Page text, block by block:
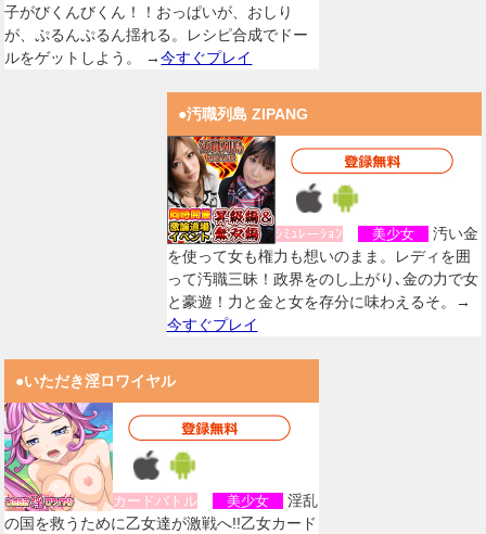
子がびくんびくん！！おっぱいが、おしり
が、ぷるんぷるん揺れる。レシピ合成でドー
ルをゲットしよう。 →今すぐプレイ
●汚職列島 ZIPANG
ｼﾐｭﾚーｼｮﾝ 美少女
汚い金
を使って女も権力も想いのまま。レディを囲
って汚職三昧！政界をのし上がり､金の力で女
と豪遊！力と金と女を存分に味わえるそ。→
今すぐプレイ
●いただき淫ロワイヤル
カードバトル 美少女
淫乱
の国を救うために乙女達が激戦へ!!乙女カード